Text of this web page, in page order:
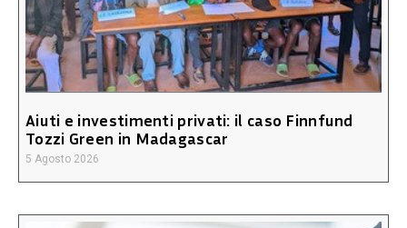
Aiuti e investimenti privati: il caso Finnfund
Tozzi Green in Madagascar
5 Agosto 2026